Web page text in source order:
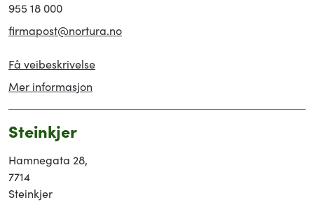
955 18 000
firmapost@nortura.no
Få veibeskrivelse
Mer informasjon
Steinkjer
Hamnegata 28,
7714
Steinkjer